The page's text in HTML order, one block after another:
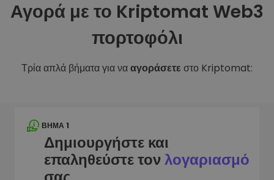
Αγορά με το Kriptomat Web3
πορτοφόλι
Τρία απλά βήματα για νααγοράσετε στο Kriptomat:
ΒΉΜΑ 1
Δημιουργήστε και
επαληθεύστε τονλογαριασμό